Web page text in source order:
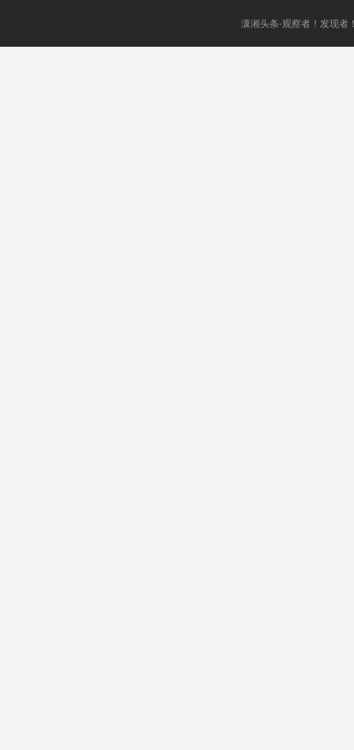
潇湘头条-观察者！发现者